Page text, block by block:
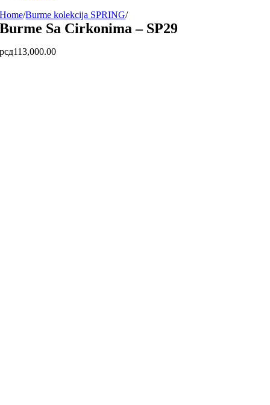
Home/Burme kolekcija SPRING/
Burme Sa Cirkonima – SP29
рсд113,000.00